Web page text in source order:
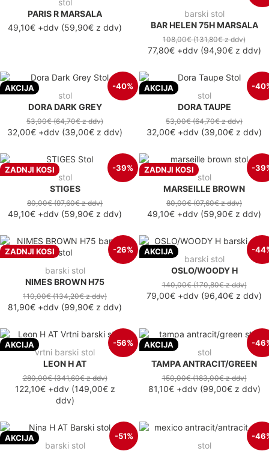
PARIS R MARSALA
49,10€ +ddv (59,90€ z ddv)
barski stol
BAR HELEN 75H MARSALA
108,00€(131,80€z ddv)
77,80€+ddv(94,90€z ddv)
AKCIJA -40%
stol
DORA DARK GREY
53,00€(64,70€z ddv)
32,00€ +ddv (39,00€ z ddv)
AKCIJA -
stol
DORA TAUPE
53,00€(64,70€z ddv)
32,00€ +ddv (39,00€ z ddv)
ZADNJI KOSI -39%
stol
STIGES
80,00€(97,60€z ddv)
49,10€ +ddv (59,90€ z ddv)
ZADNJI KOSI -
stol
MARSEILLE BROWN
80,00€(97,60€z ddv)
49,10€ +ddv (59,90€ z ddv)
ZADNJI KOSI -26%
barski stol
NIMES BROWN H75
110,00€(134,20€z ddv)
81,90€ +ddv (99,90€ z ddv)
AKCIJA -
barski stol
OSLO/WOODY H
140,00€(170,80€z ddv)
79,00€ +ddv (96,40€ z ddv)
AKCIJA -56%
vrtni barski stol
LEON H AT
280,00€(341,60€z ddv)
122,10€+ddv(149,00€z
ddv)
AKCIJA -
stol
TAMPA ANTRACIT/GREEN
150,00€(183,00€z ddv)
81,10€+ddv(99,00€z ddv)
AKCIJA -51%
barski stol
-
stol